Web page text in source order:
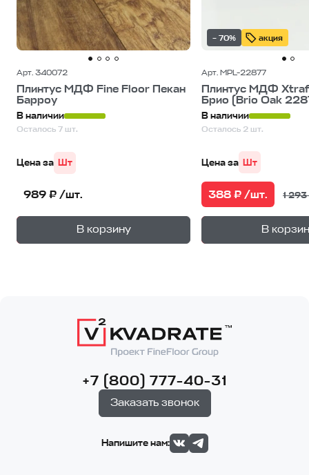
Арт. 340072
Плинтус МДФ Fine Floor Пекан
Барроу
В наличии
Осталось 7 шт.
Цена за Шт
989 ₽ /шт.
В корзину
1уп.
– 70% акция
Арт. MPL-22877
Плинтус МДФ
Брио (Brio Oak
В наличии
Осталось 2 шт.
Цена за Шт
388 ₽ /шт. 1
В 1
+7 (800) 777-40-31
Заказать звонок
Напишите нам: